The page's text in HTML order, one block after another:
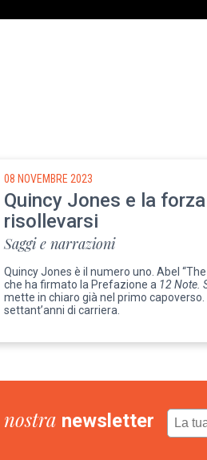
08 NOVEMBRE 2023
Quincy Jones e la
risollevarsi
Saggi e narrazioni
Quincy Jones è il numero uno. Abel
che ha firmato la Prefazione a 12 Note.
mette in chiaro già nel primo capoverso.
settant’anni di carriera.
newsletter